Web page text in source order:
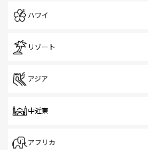
ハワイ
リゾート
アジア
中近東
アフリカ